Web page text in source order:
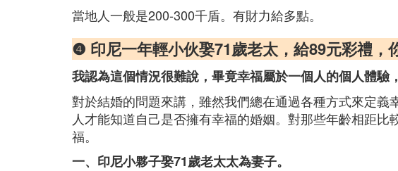
當地人一般是200-300千盾。有財力給多點。
❹ 印尼一年輕小伙娶71歲老太，給89元彩禮，
我認為這個情況很難說，畢竟幸福屬於一個人的個人體驗
對於結婚的問題來講，雖然我們總在通過各種方式來定
人才能知道自己是否擁有幸福的婚姻。對那些年齡相距
福。
一、印尼小夥子娶71歲老太太為妻子。